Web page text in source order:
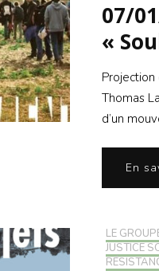
07/
«
Thomas
d’un
En
LE
JUSTICE